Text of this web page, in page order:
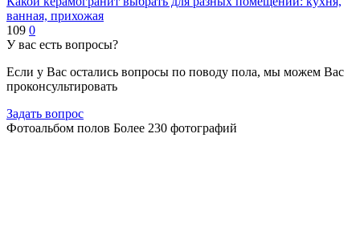
ванная, прихожая
109 0
У вас есть вопросы?
Если у Вас остались вопросы по поводу пола, мы можем Вас
проконсультировать
Задать вопрос
Фотоальбом полов Более 230 фотографий